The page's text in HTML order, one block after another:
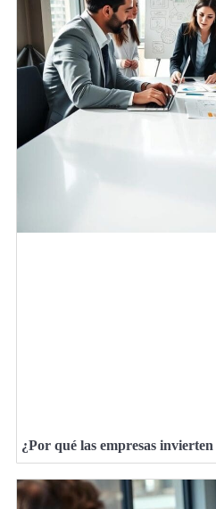
¿Por qué las empresas